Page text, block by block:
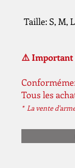
Taille: S, M,
⚠️ Important
Tous les
* La vente